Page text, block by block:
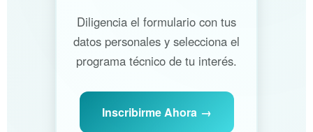
Diligencia el formulario con tus
datos personales y selecciona el
programa técnico de tu interés.
Inscribirme Ahora